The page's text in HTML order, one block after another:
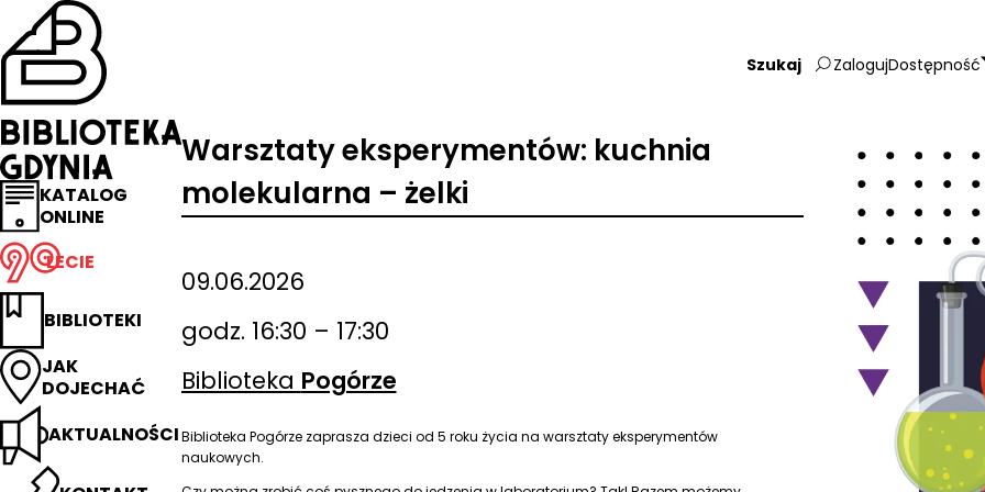
Przejdź
na
stronę
główną
Biblioteka
Gdynia
KATALOG
ONLINE
LECIE
BIBLIOTEKI
JAK
DOJECHAĆ
AKTUALNOŚCI
Wpisz
ZalogujDostępność
Warsztaty eksperymentów: kuchnia
molekularna – żelki
09.06.2026
godz. 16:30 – 17:30
Biblioteka Pogórze
Biblioteka Pogórze zaprasza dzieci od 5 roku życia na warsztaty eksperymentów
naukowych.